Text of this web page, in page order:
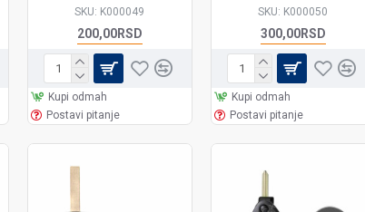
SKU: K000049
200,00RSD
Kupi odmah
Postavi pitanje
SKU: K000050
300,00RSD
Kupi odmah
Postavi pitanje